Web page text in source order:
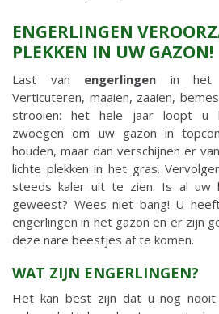
ENGERLINGEN
PLEKKEN IN UW GAZON!
Last van engerlingen in het
Verticuteren, maaien, zaaien,
strooien: het hele jaar loopt u
zwoegen om uw gazon in
houden, maar dan verschijnen er
lichte plekken in het gras.
steeds kaler uit te zien. Is al uw
geweest? Wees niet bang! U
engerlingen in het gazon en er zijn
deze nare beestjes af te komen.
WAT ZIJN ENGERLINGEN?
Het kan best zijn dat u nog nooit